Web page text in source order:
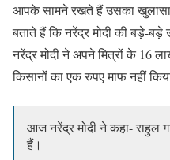
आपके सामने रखते हैं उसका खुलासा
बताते हैं कि नरेंद्र मोदी की बड़े-बड़े
नरेंद्र मोदी ने अपने मित्रों के 16
किसानों का एक रुपए माफ नहीं
आज नरेंद्र मोदी ने कहा- राहुल
हैं।